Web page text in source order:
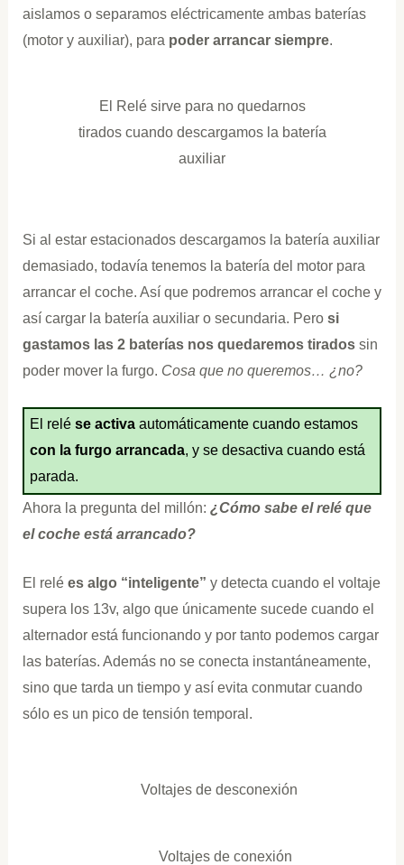
aislamos o separamos eléctricamente ambas baterías
(motor y auxiliar), para poder arrancar siempre.
El Relé sirve para no quedarnos
tirados cuando descargamos la batería
auxiliar
Si al estar estacionados descargamos la batería auxiliar
demasiado, todavía tenemos la batería del motor para
arrancar el coche. Así que podremos arrancar el coche y
así cargar la batería auxiliar o secundaria. Pero si
gastamos las 2 baterías nos quedaremos tiradossin
poder mover la furgo. Cosa que no queremos… ¿no?
El relé se activaautomáticamente cuando estamos
con la furgo arrancada, y se desactiva cuando está
parada.
Ahora la pregunta del millón: ¿Cómo sabe el relé que
el coche está arrancado?
El relé es algo “inteligente” y detecta cuando el voltaje
supera los 13v, algo que únicamente sucede cuando el
alternador está funcionando y por tanto podemos cargar
las baterías. Además no se conecta instantáneamente,
sino que tarda un tiempo y así evita conmutar cuando
sólo es un pico de tensión temporal.
Voltajes de desconexión
Voltajes de conexión